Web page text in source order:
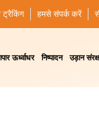
ट्रैकिंग हमसे संपर्क करें
ऊर्ध्वाधर निष्पादन उड़ान